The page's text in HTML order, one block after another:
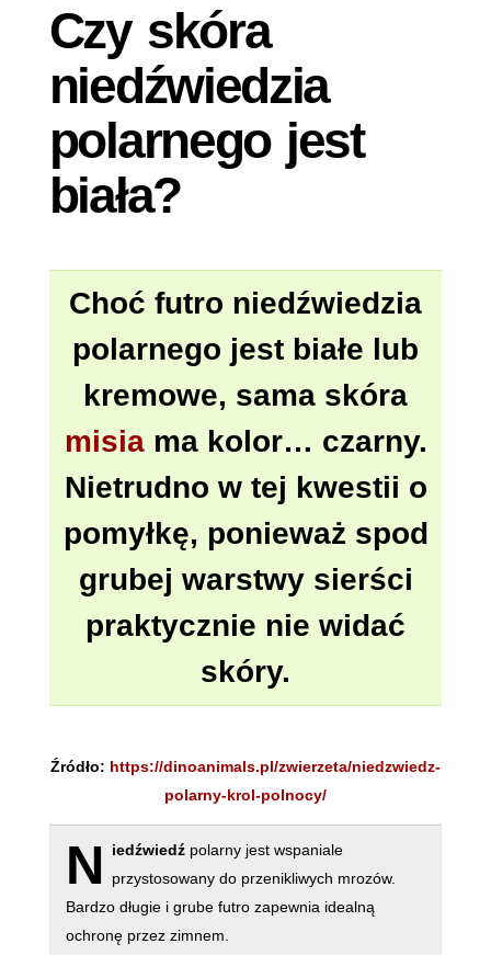
Czy skóra
niedźwiedzia
polarnego jest
biała?
Choć futro niedźwiedzia
polarnego jest białe lub
kremowe, sama skóra
misiama kolor… czarny.
Nietrudno w tej kwestii o
pomyłkę, ponieważ spod
grubej warstwy sierści
praktycznie nie widać
skóry.
Źródło: https://dinoanimals.pl/zwierzeta/niedzwiedz-
polarny-krol-polnocy/
N iedźwiedźpolarny jest wspaniale
przystosowany do przenikliwych mrozów.
Bardzo długie i grube futro zapewnia idealną
ochronę przez zimnem.